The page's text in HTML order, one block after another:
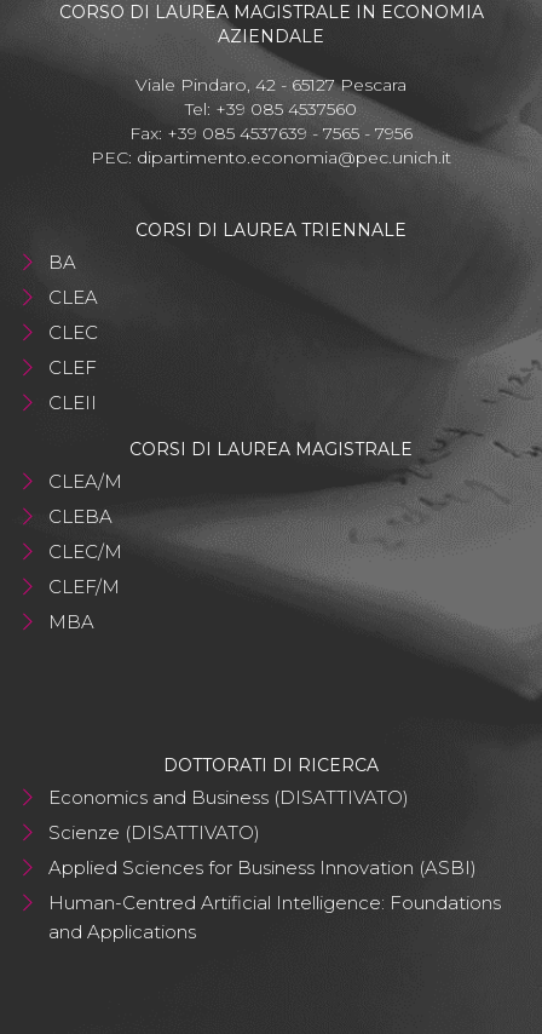
CORSO DI LAUREA MAGISTRALE IN ECONOMIA
AZIENDALE
Viale Pindaro, 42 - 65127 Pescara
Tel: +39 085 4537560
Fax: +39 085 4537639 - 7565 - 7956
PEC: dipartimento.economia@pec.unich.it
CORSI DI LAUREA TRIENNALE
BA
CLEA
CLEC
CLEF
CLEII
CORSI DI LAUREA MAGISTRALE
CLEA/M
CLEBA
CLEC/M
CLEF/M
MBA
DOTTORATI DI RICERCA
Economics and Business (DISATTIVATO)
Scienze (DISATTIVATO)
Applied Sciences for Business Innovation (ASBI)
Human-Centred Artificial Intelligence: Foundations
and Applications